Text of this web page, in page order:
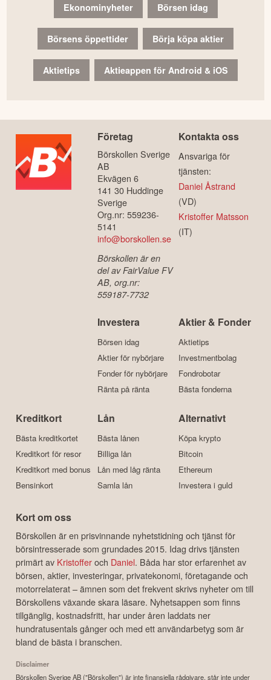
Ekonominyheter Börsen idag
Börsens öppettider Börja köpa aktier
Aktietips Aktieappen för Android & iOS
Företag
Börskollen Sverige
AB
Ekvägen 6
141 30 Huddinge
Sverige
Org.nr: 559236-
5141
info@borskollen.se
Börskollen är en
del av FairValue FV
AB, org.nr:
559187-7732
Kontakta oss
Ansvariga för
tjänsten:
Daniel Åstrand
(VD)
Kristoffer Matsson
(IT)
Investera
Börsen idag
Aktier för nybörjare
Fonder för nybörjare
Ränta på ränta
Aktier & Fonder
Aktietips
Investmentbolag
Fondrobotar
Bästa fonderna
Kreditkort
Bästa kreditkortet
Kreditkort för resor
Kreditkort med bonus
Bensinkort
Lån
Bästa lånen
Billiga lån
Lån med låg ränta
Samla lån
Alternativt
Köpa krypto
Bitcoin
Ethereum
Investera i guld
Kort om oss
Börskollen är en prisvinnande nyhetstidning och tjänst för
börsintresserade som grundades 2015. Idag drivs tjänsten
primärt av Kristofferoch Daniel. Båda har stor erfarenhet av
börsen, aktier, investeringar, privatekonomi, företagande och
motorrelaterat – ämnen som det frekvent skrivs nyheter om till
Börskollens växande skara läsare. Nyhetsappen som finns
tillgänglig, kostnadsfritt, har under åren laddats ner
hundratusentals gånger och med ett användarbetyg som är
bland de bästa i branschen.
Disclaimer
Börskollen Sverige AB ("Börskollen") är inte finansiella rådgivare, står inte under